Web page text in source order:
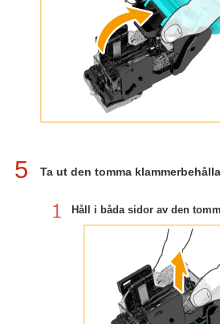
5 Ta ut den tomma
Håll i båda sidor av den